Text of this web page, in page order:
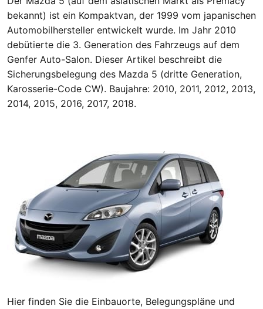
bekannt) ist ein Kompaktvan, der 1999 vom japanischen
Automobilhersteller entwickelt wurde. Im Jahr 2010
debütierte die 3. Generation des Fahrzeugs auf dem
Genfer Auto-Salon. Dieser Artikel beschreibt die
Sicherungsbelegung des Mazda 5 (dritte Generation,
Karosserie-Code CW). Baujahre: 2010, 2011, 2012, 2013,
2014, 2015, 2016, 2017, 2018.
Hier finden Sie die Einbauorte, Belegungspläne und